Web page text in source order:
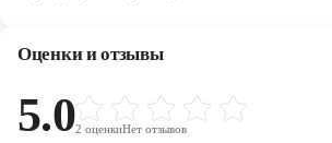
Оценки и отзывы
5.02 оценкиНет отзывов